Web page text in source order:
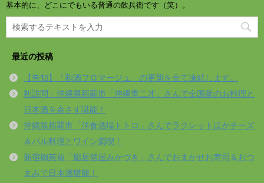
基本的に、どこにでもいる普通の飲兵衛です（笑）。
最近の投稿
【告知】「和酒フロマージュ」の更新を全て凍結します。
初訪問：沖縄県那覇市「沖縄青二才」さんで全国産のお料理と
日本酒を余さず堪能！
沖縄県那覇市「洋食酒場トトロ」さんでラクレットほかチーズ
＆バル料理とワイン満喫！
新宿御苑前「鮨居酒屋みかづき」さんでおまかせお寿司＆おつ
まみで日本酒堪能！